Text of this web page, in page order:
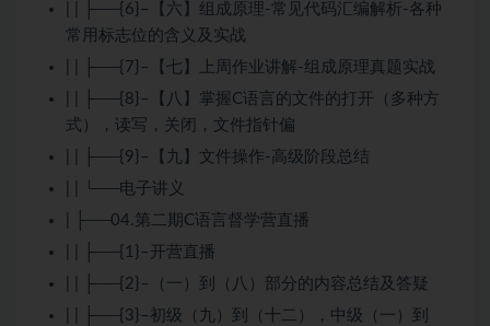
| | ├──{6}–【六】组成原理-常见代码汇编解析-各种
常用标志位的含义及实战
| | ├──{7}–【七】上周作业讲解-组成原理真题实战
| | ├──{8}–【八】掌握C语言的文件的打开（多种方
式），读写，关闭，文件指针偏
| | ├──{9}–【九】文件操作-高级阶段总结
| | └──电子讲义
| ├──04.第二期C语言督学营直播
| | ├──{1}–开营直播
| | ├──{2}–（一）到（八）部分的内容总结及答疑
| | ├──{3}–初级（九）到（十二），中级（一）到